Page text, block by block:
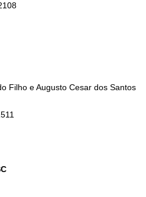
Filho e Augusto Cesar dos Santos